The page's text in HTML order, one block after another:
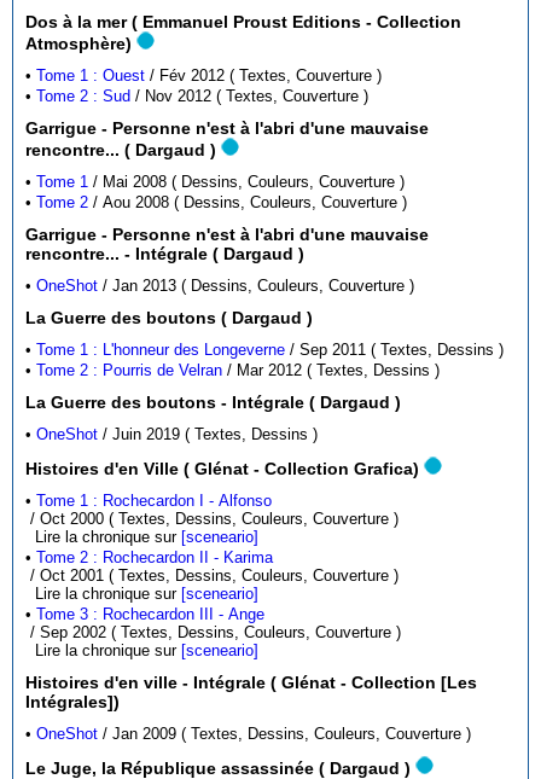
Dos à la mer ( Emmanuel Proust Editions - Collection
Atmosphère)
•Tome 1 : Ouest
/ Fév 2012 ( Textes, Couverture )
•
Tome 2 : Sud / Nov 2012 ( Textes, Couverture )
Garrigue - Personne n'est à l'abri d'une mauvaise
rencontre... ( Dargaud )
•Tome 1
/ Mai 2008 ( Dessins, Couleurs, Couverture )
•Tome 2 / Aou 2008 ( Dessins, Couleurs, Couverture )
Garrigue - Personne n'est à l'abri d'une mauvaise
rencontre... - Intégrale ( Dargaud )
•OneShot / Jan 2013 ( Dessins, Couleurs, Couverture )
La Guerre des boutons ( Dargaud )
•Tome 1 : L'honneur des Longeverne
/ Sep 2011 ( Textes, Dessins )
•Tome 2 : Pourris de Velran / Mar 2012 ( Textes, Dessins )
La Guerre des boutons - Intégrale ( Dargaud )
•OneShot / Juin 2019 ( Textes, Dessins )
Histoires d'en Ville ( Glénat - Collection Grafica)
•Tome 1 : Rochecardon I - Alfonso
/ Oct 2000 ( Textes, Dessins, Couleurs, Couverture )
Lire la chronique sur [sceneario]
•Tome 2 : Rochecardon II - Karima
/ Oct 2001 ( Textes, Dessins, Couleurs, Couverture )
Lire la chronique sur [sceneario]
•Tome 3 : Rochecardon III - Ange
/ Sep 2002 ( Textes, Dessins, Couleurs, Couverture )
Lire la chronique sur [sceneario]
Histoires d'en ville - Intégrale ( Glénat - Collection [Les
Intégrales])
•OneShot / Jan 2009 ( Textes, Dessins, Couleurs, Couverture )
Le Juge, la République assassinée ( Dargaud )